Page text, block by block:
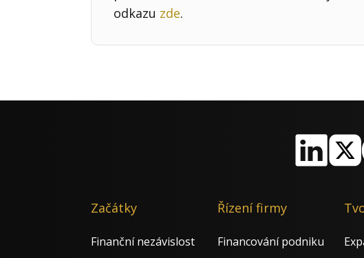
odkazu zde.
Začátky
Finanční nezávislost
Řízení firmy
Financování podniku